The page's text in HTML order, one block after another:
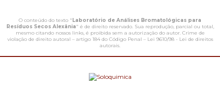
O conteúdo do texto " Laboratório de Análises Bromatológicas para
Resíduos Secos Alexânia" é de direito reservado. Sua reprodução, parcial ou total,
mesmo citando nossos links, é proibida sem a autorização do autor. Crime de
violação de direito autoral – artigo 184 do Código Penal – Lei 9610/98 - Lei de direitos
autorais.